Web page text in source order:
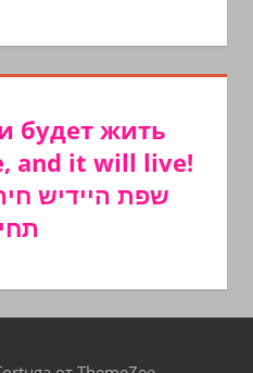
будет жить
and it will live!
שפת היידיש